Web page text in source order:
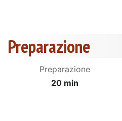
Preparazione
Preparazione
20 min